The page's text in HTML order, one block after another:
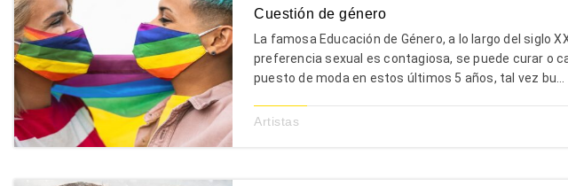
Cuestión de género
La famosa Educación de Género, a lo largo del siglo
preferencia sexual es contagiosa, se puede curar o
puesto de moda en estos últimos 5 años, tal vez bu...
Artistas